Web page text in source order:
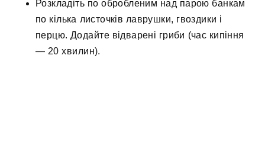
Розкладіть по обробленим над парою банкам
по кілька листочків лаврушки, гвоздики і
перцю. Додайте відварені гриби (час кипіння
— 20 хвилин).